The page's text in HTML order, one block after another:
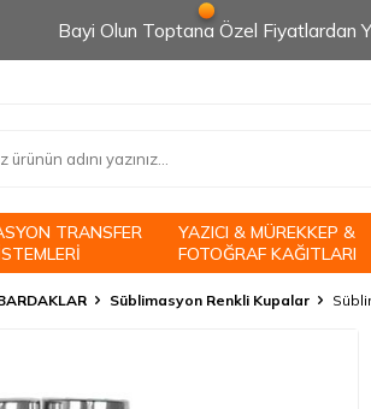
Bayi Olun Toptana Özel Fiyatlardan
TRANSFER
YAZICI & MÜREKKEP &
FOTOĞRAF KAĞITLARI
Süblimasyon Renkli Kupalar